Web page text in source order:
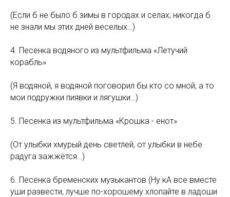
(Если б не было б зимы в городах и селах, никогда б
не знали мы этих дней веселых…)
4. Песенка водяного из мультфильма «Летучий
корабль»
(Я водяной, я водяной поговорил бы кто со мной, а то
мои подружки пиявки и лягушки…)
5. Песенка из мультфильма «Крошка - енот»
(От улыбки хмурый день светлей, от улыбки в небе
радуга зажжётся…)
6. Песенка бременских музыкантов (Ну кА все вместе
уши развести, лучше по-хорошему хлопайте в ладоши